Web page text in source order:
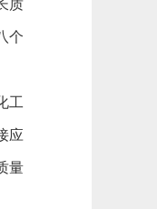
质
个
工
应
量